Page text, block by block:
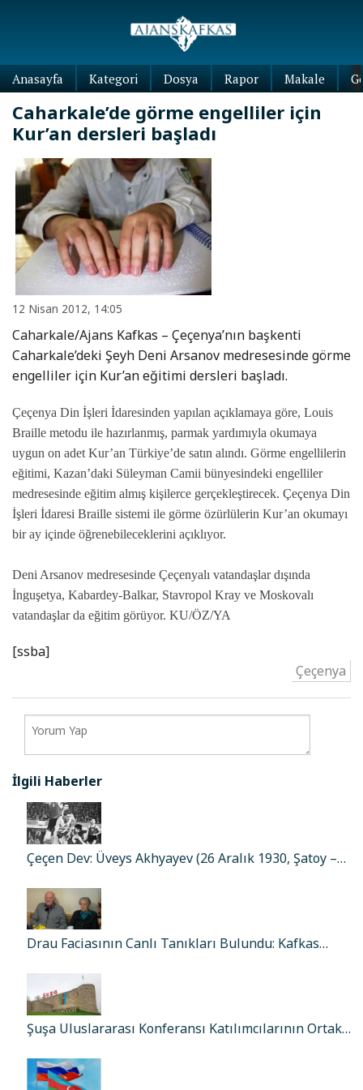
Anasayfa Kategori Dosya Rapor Makale
Caharkale’de görme engelliler için
Kur’an dersleri başladı
12 Nisan 2012, 14:05
Caharkale/Ajans Kafkas – Çeçenya’nın başkenti
Caharkale’deki Şeyh Deni Arsanov medresesinde görme
engelliler için Kur’an eğitimi dersleri başladı.
Çeçenya Din İşleri İdaresinden yapılan açıklamaya göre, Louis
Braille metodu ile hazırlanmış, parmak yardımıyla okumaya
uygun on adet Kur’an Türkiye’de satın alındı. Görme engellilerin
eğitimi, Kazan’daki Süleyman Camii bünyesindeki engelliler
medresesinde eğitim almış kişilerce gerçekleştirecek. Çeçenya Din
İşleri İdaresi Braille sistemi ile görme özürlülerin Kur’an okumayı
bir ay içinde öğrenebileceklerini açıklıyor.
Deni Arsanov medresesinde Çeçenyalı vatandaşlar dışında
İnguşetya, Kabardey-Balkar, Stavropol Kray ve Moskovalı
vatandaşlar da eğitim görüyor. KU/ÖZ/YA
[ssba]
Çeçenya
İlgili Haberler
Çeçen Dev: Üveys Akhyayev (26 Aralık 1930, Şatoy –…
Drau Faciasının Canlı Tanıkları Bulundu: Kafkas…
Şuşa Uluslararası Konferansı Katılımcılarının Ortak…